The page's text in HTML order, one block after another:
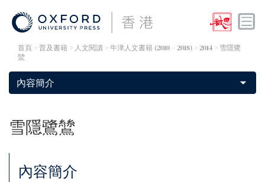
首頁 > 普及書籍 > 人文閱讀 >牛津人文書籍 (2010 – 2018) > 2014 > 雪隱鷺
鷥
雪隱鷺鷥
內容簡介